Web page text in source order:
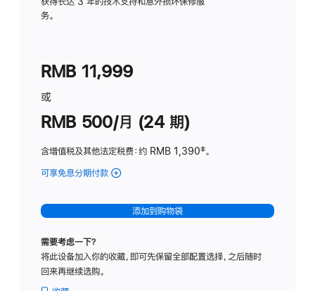
务。
RMB 11,999
或
RMB 500/月 (24 期)
含增值税及其他法定税费：约 RMB 1,390脚
‡。
可享免息分期付款 (Studio
-
标
璃
添加到购物袋
需要考虑一下？
将此设备加入你的收藏，即可先保留全部配置选择，之后随时
回来再继续选购。